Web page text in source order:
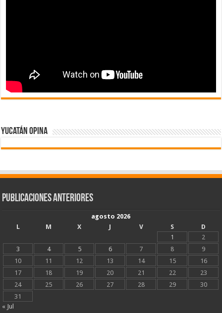
Yucatán Opina
Publicaciones Anteriores
agosto 2026
L
M X J V S
D
1
2
3
4 5 6 7 8
9
10
11 12 13 14 15
16
17
18 19 20 21 22
23
24
25 26 27 28 29
30
31
« Jul